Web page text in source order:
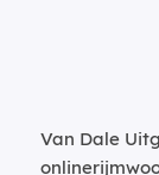
Van Dale